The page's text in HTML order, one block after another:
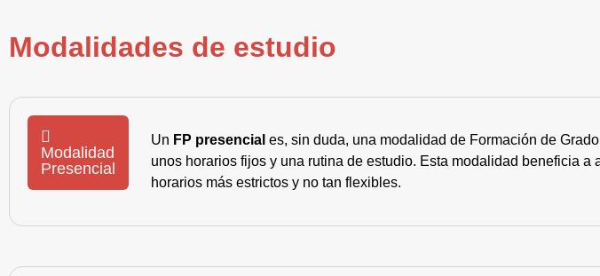
Modalidades de estudio
Modalidad
Presencial
Un FP presencial es, sin duda, una modalidad de Formación de
unos horarios fijos y una rutina de estudio. Esta modalidad beneficia
horarios más estrictos y no tan flexibles.